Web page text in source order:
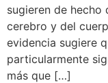
sugieren de hecho
cerebro y del
evidencia sugiere
particularmente
más que […]